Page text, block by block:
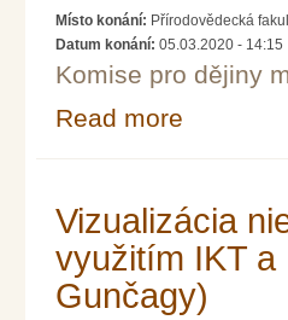
Místo konání: Přírodovědecká
Datum konání: 05.03.2020 - 14:15
Komise pro dějiny
Read more
Vizualizácia
využitím IKT a
Gunčagy)